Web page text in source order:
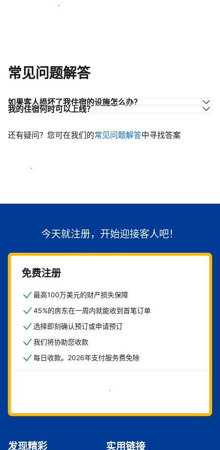
加入和您类似的房东行类
常见问题解答
如果客人损坏了我住宿的设施怎么办？
我的住宿何时可以上线？
还有疑问？您可在我们的常见问题解答中寻找答案
开始迎客
今天就注册，开始迎接客人吧！
免费注册
最高100万美元的财产损失保障
45%的房东在一周内就能收到首笔订单
选择即刻确认预订或申请预订
我们将协助您收款
每日收款。2026年支付服务费免除
立即开始
发现精彩 实用链接